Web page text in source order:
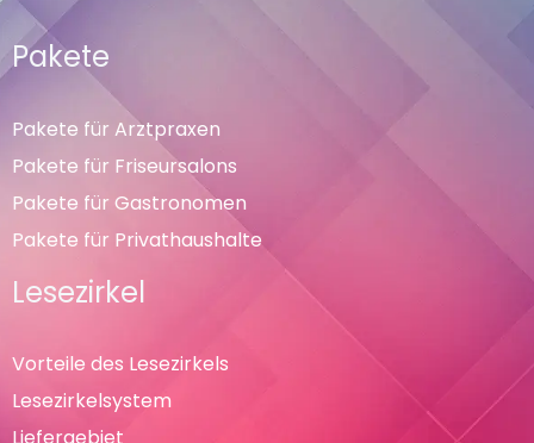
Pakete
Pakete für Arztpraxen
Pakete für Friseursalons
Pakete für Gastronomen
Pakete für Privathaushalte
Lesezirkel
Vorteile des Lesezirkels
Lesezirkelsystem